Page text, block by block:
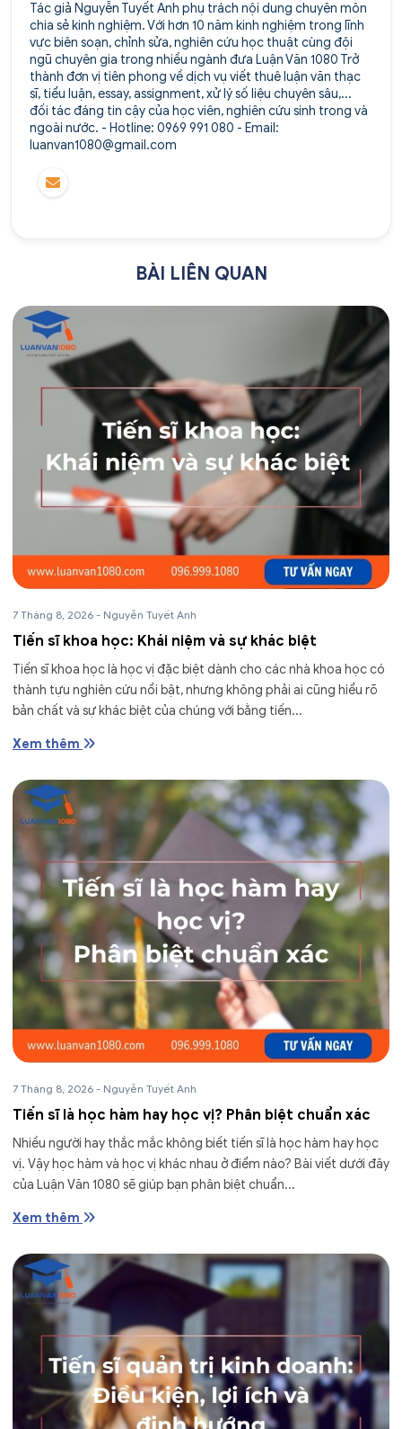
Tác giả Nguyễn Tuyết Anh phụ trách nội dung chuyên môn
chia sẻ kinh nghiệm. Với hơn 10 năm kinh nghiệm trong lĩnh
vực biên soạn, chỉnh sửa, nghiên cứu học thuật cùng đội
ngũ chuyên gia trong nhiều ngành đưa Luận Văn 1080 Trở
thành đơn vị tiên phong về dịch vụ viết thuê luận văn thạc
sĩ, tiểu luận, essay, assignment, xử lý số liệu chuyên sâu,...
đối tác đáng tin cậy của học viên, nghiên cứu sinh trong và
ngoài nước. - Hotline: 0969 991 080 - Email:
luanvan1080@gmail.com
BÀI LIÊN QUAN
7 Tháng 8, 2026 - Nguyễn Tuyết Anh
Tiến sĩ khoa học: Khái niệm và sự khác biệt
Tiến sĩ khoa học là học vị đặc biệt dành cho các nhà khoa học có
thành tựu nghiên cứu nổi bật, nhưng không phải ai cũng hiểu rõ
bản chất và sự khác biệt của chúng với bằng tiến...
Xem thêm
7 Tháng 8, 2026 - Nguyễn Tuyết Anh
Tiến sĩ là học hàm hay học vị? Phân biệt chuẩn xác
Nhiều người hay thắc mắc không biết tiến sĩ là học hàm hay học
vị. Vậy học hàm và học vị khác nhau ở điểm nào? Bài viết dưới đây
của Luận Văn 1080 sẽ giúp bạn phân biệt chuẩn...
Xem thêm